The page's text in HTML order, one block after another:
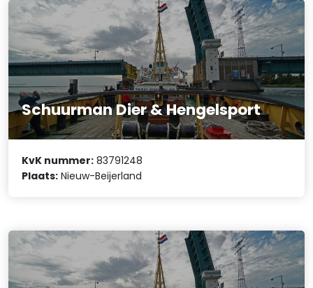
Schuurman Dier & Hengelsport
KvK nummer: 83791248
Plaats: Nieuw-Beijerland